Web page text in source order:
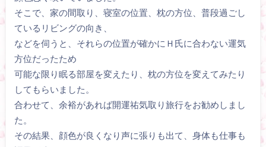
そこで、家の間取り、寝室の位置、枕の方位、普段過ごし
ているリビングの向き、
などを伺うと、それらの位置が確かにＨ氏に合わない運気
方位だったため
可能な限り眠る部屋を変えたり、枕の方位を変えてみたり
してもらいました。
合わせて、余裕があれば開運祐気取り旅行をお勧めしまし
た。
その結果、顔色が良くなり声に張りも出て、身体も仕事も